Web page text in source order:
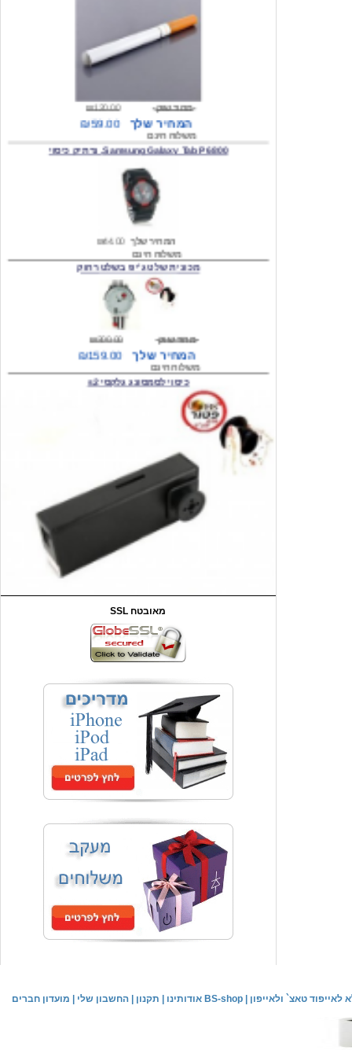
₪120.00
משלוח חינם
Samsung Galaxy Tab P6800, נרתיק כיסוי
המחיר שלך
משלוח חינם
₪300.00 מחיר שוק
₪159.00
כיסוי לסמסונג גלקסי s2
₪59.00
₪90.00 מחיר שוק
המחיר שלך
כיסוי אחורי לאייפון 4/4S
₪59.00
המחיר שלך
משלוח חינם
שעון יד אופנתי
₪59.00
המחיר שלך
משלוח חינם
שעון יד לילדים \ הלו קיטי - לבן
מחיר שוק
המחיר שלך
SSL מאובטח
מועדון חברים החשבון שלי תקנון אודותינו BS-shop טאצ` ולאייפון